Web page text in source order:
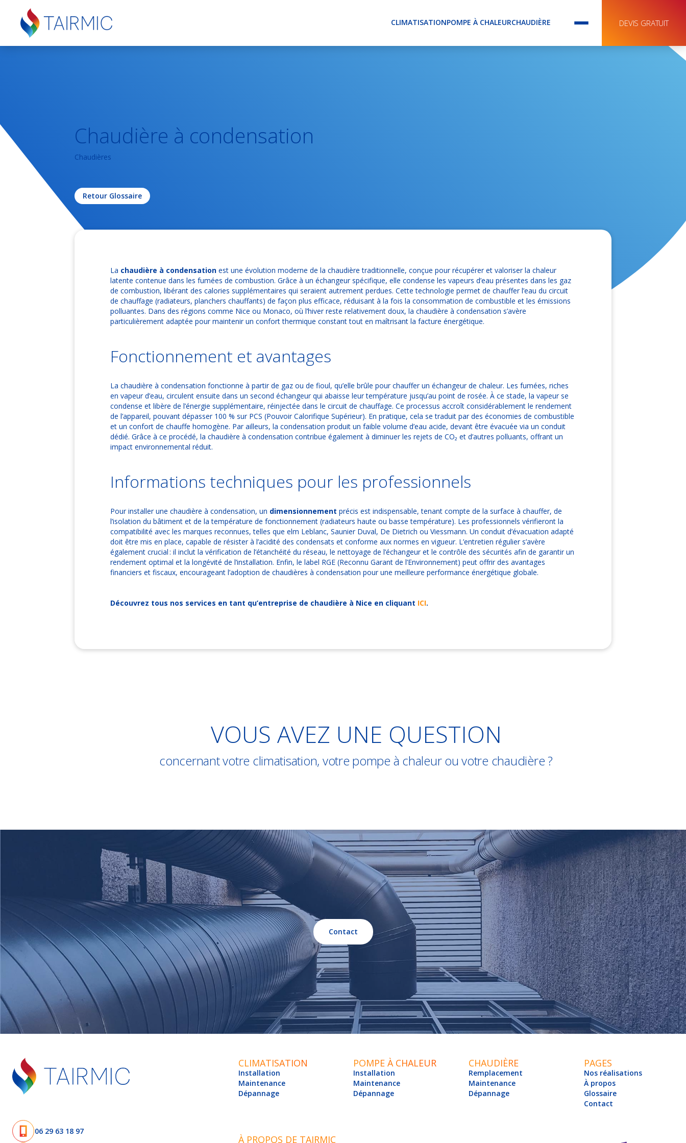
CLIMATISATIONPOMPE À CHALEURCHAUDIÈRE DEVIS GRATUIT
Chaudière à condensation
Chaudières
Retour Glossaire
La chaudière à condensation est une évolution moderne de la chaudière traditionnelle, conçue pour récupérer et valoriser la chaleur
latente contenue dans les fumées de combustion. Grâce à un échangeur spécifique, elle condense les vapeurs d’eau présentes dans les gaz
de combustion, libérant des calories supplémentaires qui seraient autrement perdues. Cette technologie permet de chauffer l’eau du circuit
de chauffage (radiateurs, planchers chauffants) de façon plus efficace, réduisant à la fois la consommation de combustible et les émissions
polluantes. Dans des régions comme Nice ou Monaco, où l’hiver reste relativement doux, la chaudière à condensation s’avère
particulièrement adaptée pour maintenir un confort thermique constant tout en maîtrisant la facture énergétique.
Fonctionnement et avantages
La chaudière à condensation fonctionne à partir de gaz ou de fioul, qu’elle brûle pour chauffer un échangeur de chaleur. Les fumées, riches
en vapeur d’eau, circulent ensuite dans un second échangeur qui abaisse leur température jusqu’au point de rosée. À ce stade, la vapeur se
condense et libère de l’énergie supplémentaire, réinjectée dans le circuit de chauffage. Ce processus accroît considérablement le rendement
de l’appareil, pouvant dépasser 100 % sur PCS (Pouvoir Calorifique Supérieur). En pratique, cela se traduit par des économies de combustible
et un confort de chauffe homogène. Par ailleurs, la condensation produit un faible volume d’eau acide, devant être évacuée via un conduit
dédié. Grâce à ce procédé, la chaudière à condensation contribue également à diminuer les rejets de CO₂ et d’autres polluants, offrant un
impact environnemental réduit.
Informations techniques pour les professionnels
Pour installer une chaudière à condensation, un dimensionnement précis est indispensable, tenant compte de la surface à chauffer, de
l’isolation du bâtiment et de la température de fonctionnement (radiateurs haute ou basse température). Les professionnels vérifieront la
compatibilité avec les marques reconnues, telles que elm Leblanc, Saunier Duval, De Dietrich ou Viessmann. Un conduit d’évacuation adapté
doit être mis en place, capable de résister à l’acidité des condensats et conforme aux normes en vigueur. L’entretien régulier s’avère
également crucial : il inclut la vérification de l’étanchéité du réseau, le nettoyage de l’échangeur et le contrôle des sécurités afin de garantir un
rendement optimal et la longévité de l’installation. Enfin, le label RGE (Reconnu Garant de l’Environnement) peut offrir des avantages
financiers et fiscaux, encourageant l’adoption de chaudières à condensation pour une meilleure performance énergétique globale.
Découvrez tous nos services en tant qu’entreprise de chaudière à Nice en cliquant ICI.
VOUS AVEZ UNE QUESTION
concernant votre climatisation, votre pompe à chaleur ou votre chaudière ?
Contact
06 29 63 18 97
CLIMATISATION
Installation
Maintenance
Dépannage
POMPE À CHALEUR
Installation
Maintenance
Dépannage
CHAUDIÈRE
Remplacement
Maintenance
Dépannage
PAGES
Nos réalisations
À propos
Glossaire
Contact
À PROPOS DE TAIRMIC